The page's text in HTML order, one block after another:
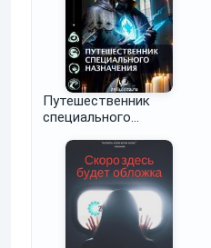
Путешественник
специального